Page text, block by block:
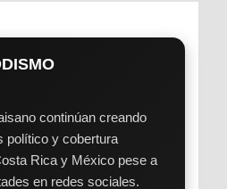
continúan creando
político y cobertura
Rica y México pese a
en redes sociales.